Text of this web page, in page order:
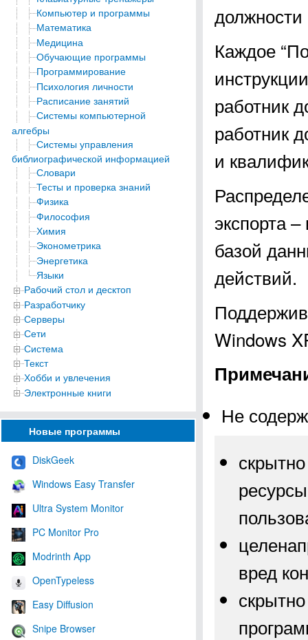
Компьютер и программы
Математика
Медицина
Обучающие программы
Программирование
Психология личности
Расписание занятий
Системы компьютерной
алгебры
Системы управления
библиографической информацией
Словари
Тесты и проверка знаний
Физика
Философия
Химия
Эконометрика
Энергетика
Языки
Рабочий стол и десктоп
Разработчику
Серверы
Сети
Система
Текст
Хобби и увлечения
Электронные книги
Новые программы
DiskGeek
Windows Easy Transfer
Ultra System Monitor
PC Monitor Pro
Modrinth App
OpenTypeless
Easy Diffusion
Snipe Browser
Каждое
работник
работник
и
экспорта
базой
действий.
Windows
Не
вред